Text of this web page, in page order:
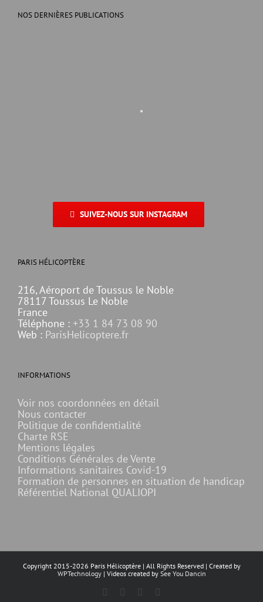
NOS DERNIÈRES PUBLICATIONS
SUIVEZ-NOUS SUR INSTAGRAM
PARIS HÉLICOPTÈRE
216, Aéroport de Toussus le Noble
78117 Toussus Le Noble
France
Téléphone : +33 1 84 73 08 90
Web : ParisHelicoptere.fr
INFORMATIONS
Voir nos coordonnées en détail
Nous contacter
Politique de confidentialité
Charte RSE
Mentions légales
Conditions Générales de Vente
Informations sanitaires Covid-19
Formation de personnes en situation de handicap
Référentiel National QUALIOPI
Copyright 2015-2026 Paris Hélicoptère | All Rights Reserved | Created by
WPTechnology| Videos created by See You Dancin
Facebook YouTube